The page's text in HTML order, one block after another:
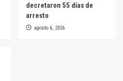
decretaron 55 días de
arresto
agosto 6, 2026